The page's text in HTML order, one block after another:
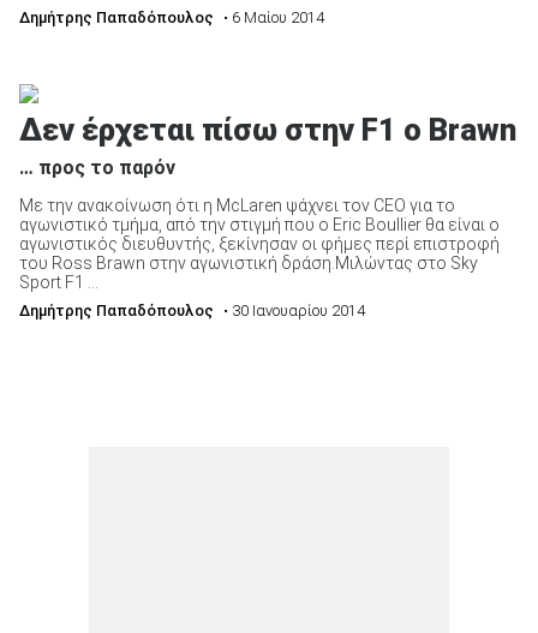
Δημήτρης Παπαδόπουλος • 6 Μαίου 2014
Δεν έρχεται πίσω στην F1 o Brawn
… προς το παρόν
Με την ανακοίνωση ότι η McLaren ψάχνει τον CEO για το
αγωνιστικό τμήμα, από την στιγμή που ο Eric Boullier θα είναι ο
αγωνιστικός διευθυντής, ξεκίνησαν οι φήμες περί επιστροφή
του Ross Brawn στην αγωνιστική δράση.Μιλώντας στο Sky
Sport F1 ...
Δημήτρης Παπαδόπουλος • 30 Ιανουαρίου 2014